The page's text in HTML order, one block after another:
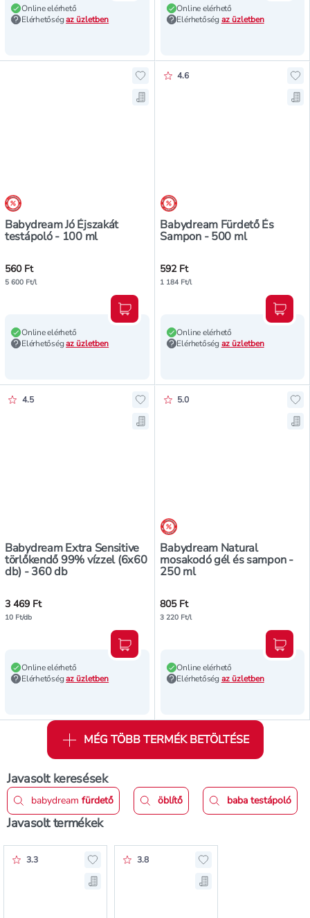
Online elérhető
Elérhetőségaz üzletben
Online elérhető
Elérhetőség az üzletben
árréscsökkentés
Babydream Jó Éjszakát
testápoló - 100 ml
Hozzáadás a kedvencekhez,
Mentés a bevásárló listára,
560 Ft
5 600 Ft/l
Online elérhető
Elérhetőségaz üzletben
Kosárba teszem
árréscsökkentés
Babydream Fürdető És
Sampon - 500 ml
Értékelés pontszáma:
4.6
592 Ft
1 184 Ft/l
Online elérhető
Elérhetőség az üzletben
Babydream Extra Sensitive
törlőkendő 99% vízzel (6x60
db) - 360 db
Értékelés pontszáma:
4.5
Hozzáadás a kedvencekhez,
Mentés a bevásárló listára,
3 469 Ft
10 Ft/db
Online elérhető
Elérhetőségaz üzletben
Kosárba teszem
árréscsökkentés
Babydream Natural
mosakodó gél és sampon -
250 ml
Értékelés pontszáma:
5.0
805 Ft
3 220 Ft/l
Online elérhető
Elérhetőség az üzletben
MÉG TÖBB TERMÉK BETÖLTÉSE
Javasolt keresések
babydream fürdető öblítő baba testápoló
Javasolt termékek
Értékelés pontszáma:
3.3
Hozzáadás a kedvencekhez, Babydream
Mentés a bevásárló listára, Babydream
Értékelés pontszáma:
3.8
Hozzáadás a
Mentés a bevásárló